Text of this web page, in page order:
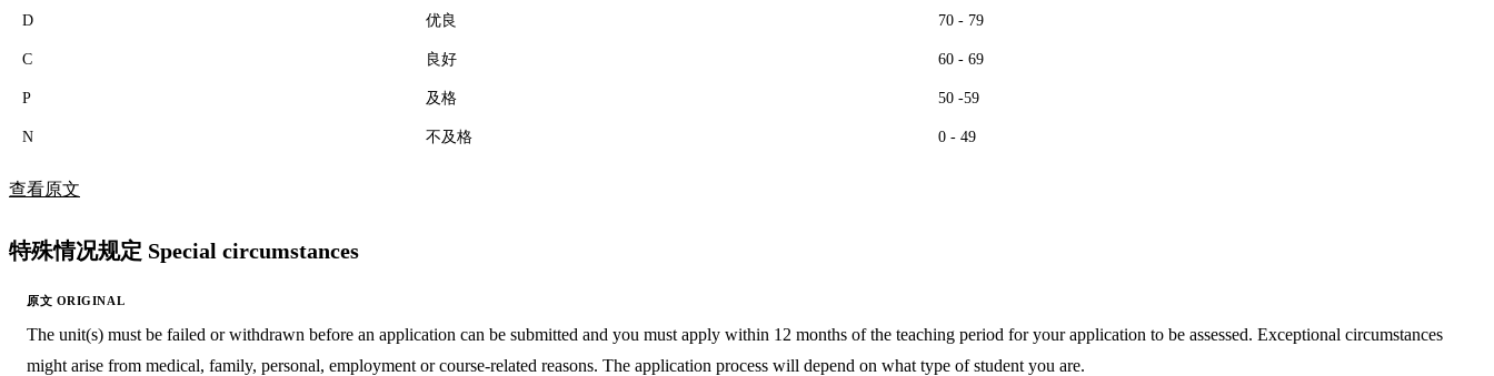
D 优良 70 - 79
C 良好 60 - 69
P 及格 50 -59
N 不及格 0 - 49
查看原文
特殊情况规定 Special circumstances
The unit(s) must be failed or withdrawn before an application can be submitted and you must apply within 12 months of the teaching period for your application to be assessed. Exceptional circumstances
might arise from medical, family, personal, employment or course-related reasons. The application process will depend on what type of student you are.